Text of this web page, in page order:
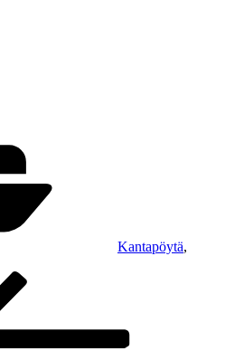
Kantapöytä,